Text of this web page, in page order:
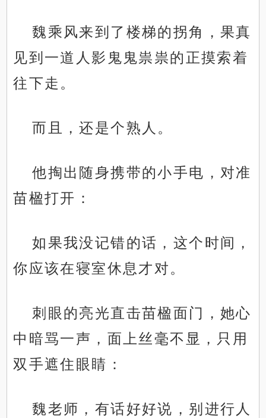
魏乘风来到了楼梯的拐角，果真
见到一道人影鬼鬼祟祟的正摸索着
往下走。
而且，还是个熟人。
他掏出随身携带的小手电，对准
苗楹打开：
如果我没记错的话，这个时间，
你应该在寝室休息才对。
刺眼的亮光直击苗楹面门，她心
中暗骂一声，面上丝毫不显，只用
双手遮住眼睛：
魏老师，有话好好说，别进行人